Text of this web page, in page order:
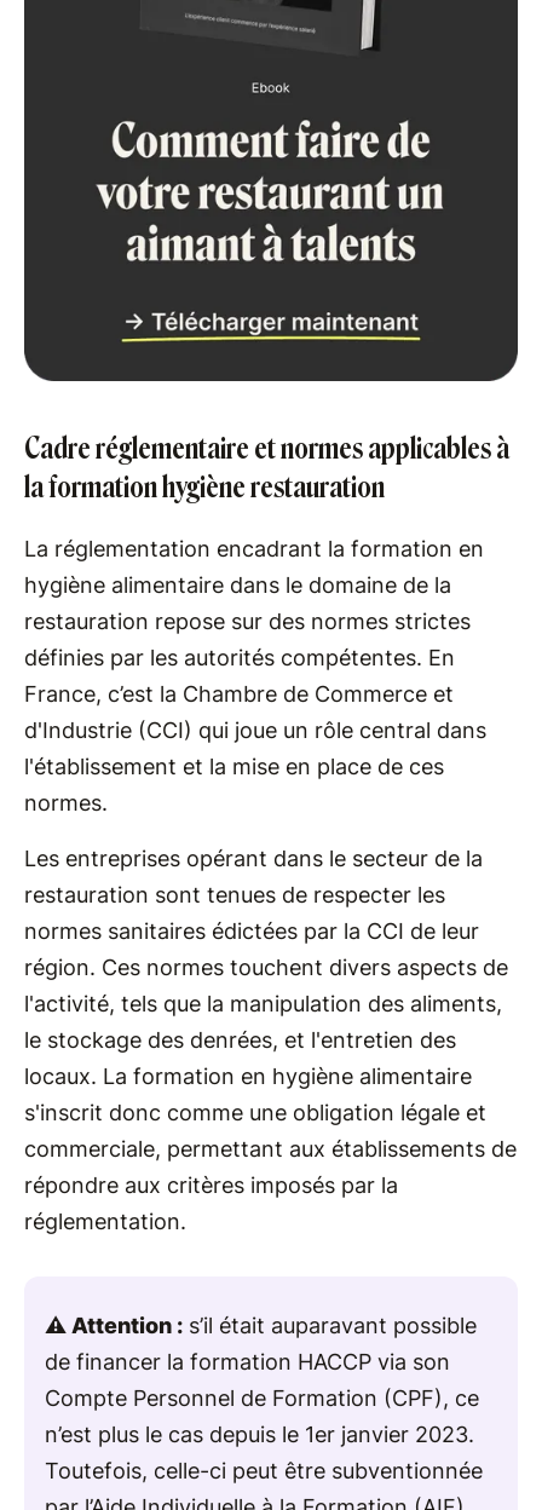
Cadre réglementaire et normes applicables à
la formation hygiène restauration
La réglementation encadrant la formation en
hygiène alimentaire dans le domaine de la
restauration repose sur des normes strictes
définies par les autorités compétentes. En
France, c’est la Chambre de Commerce et
d'Industrie (CCI) qui joue un rôle central dans
l'établissement et la mise en place de ces
normes.
Les entreprises opérant dans le secteur de la
restauration sont tenues de respecter les
normes sanitaires édictées par la CCI de leur
région. Ces normes touchent divers aspects de
l'activité, tels que la manipulation des aliments,
le stockage des denrées, et l'entretien des
locaux. La formation en hygiène alimentaire
s'inscrit donc comme une obligation légale et
commerciale, permettant aux établissements de
répondre aux critères imposés par la
réglementation.
⚠️ Attention : s’il était auparavant possible
de financer la formation HACCP via son
Compte Personnel de Formation (CPF), ce
n’est plus le cas depuis le 1er janvier 2023.
Toutefois, celle-ci peut être subventionnée